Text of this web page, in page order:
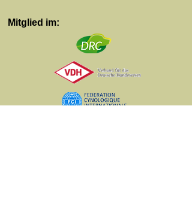
Mitglied im: